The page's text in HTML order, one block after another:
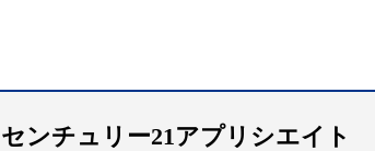
センチュリー21アプリシエイト